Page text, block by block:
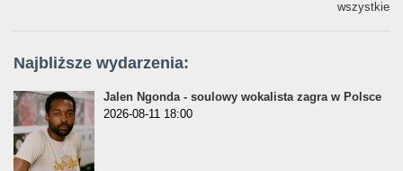
wszystkie
Najbliższe wydarzenia:
Jalen Ngonda - soulowy wokalista zagra w Polsce
2026-08-11 18:00